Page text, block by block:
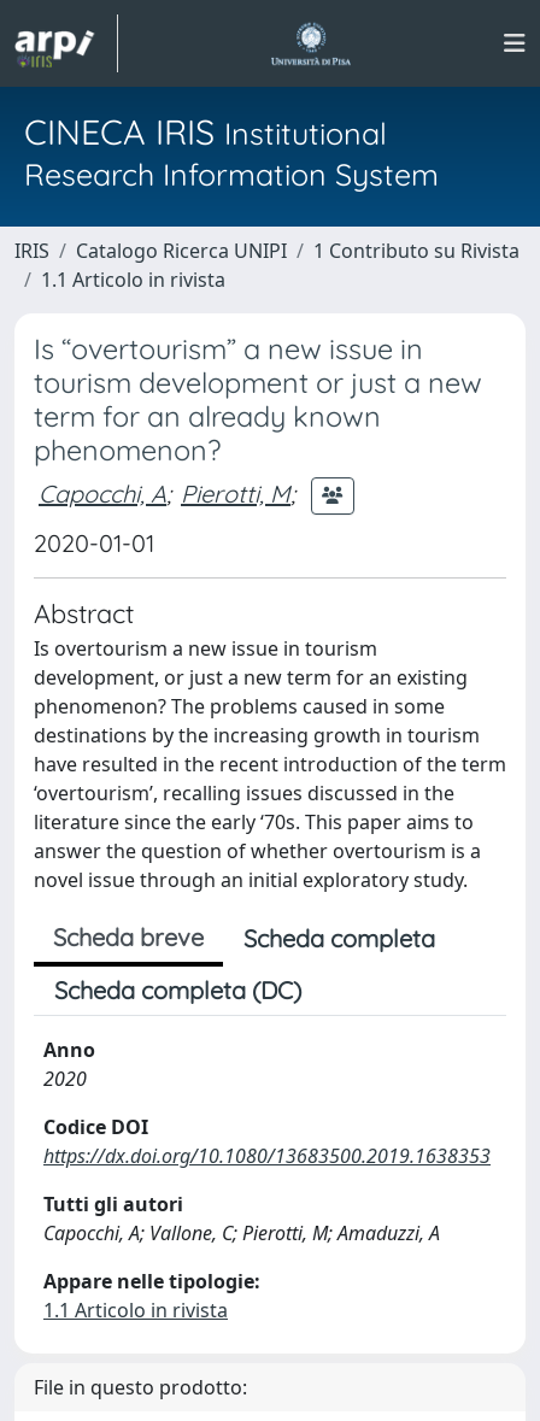
CINECA IRIS Institutional
Research Information System
IRIS Catalogo Ricerca UNIPI
1 Contributo su Rivista
1.1 Articolo in rivista
Is “overtourism” a new issue in
tourism development or just a new
term for an already known
phenomenon?
Capocchi, A; Pierotti, M;
2020-01-01
Abstract
Is overtourism a new issue in tourism
development, or just a new term for an existing
phenomenon? The problems caused in some
destinations by the increasing growth in tourism
have resulted in the recent introduction of the term
‘overtourism’, recalling issues discussed in the
literature since the early ‘70s. This paper aims to
answer the question of whether overtourism is a
novel issue through an initial exploratory study.
Scheda breve
Scheda completa
Scheda completa (DC)
Anno
2020
Codice DOI
https://dx.doi.org/10.1080/13683500.2019.1638353
Tutti gli autori
Capocchi, A; Vallone, C; Pierotti, M; Amaduzzi, A
Appare nelle tipologie:
1.1 Articolo in rivista
File in questo prodotto: